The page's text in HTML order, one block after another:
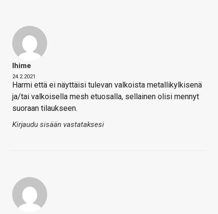
Ihime
24.2.2021
Harmi että ei näyttäisi tulevan valkoista metallikylkisenä
ja/tai valkoisella mesh etuosalla, sellainen olisi mennyt
suoraan tilaukseen.
Kirjaudu sisään vastataksesi